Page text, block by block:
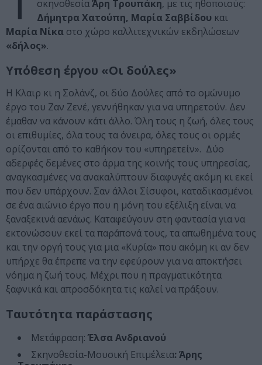
σκηνοθεσίαΆρη Τρουπάκη, με τις ηθοποιούς:
Δήμητρα Χατούπη, Μαρία Σαββίδου και
Μαρία Νίκα στο χώρο καλλιτεχνικών εκδηλώσεων
«δήλος».
Υπόθεση έργου «Οι δούλες»
Η Κλαιρ κι η Σολάνζ, οι δύο Δούλες από το ομώνυμο
έργο του Ζαν Ζενέ, γεννήθηκαν για να υπηρετούν. Δεν
έμαθαν να κάνουν κάτι άλλο. Όλη τους η ζωή, όλες τους
οι επιθυμίες, όλα τους τα όνειρα, όλες τους οι ορμές
ορίζονται από το καθήκον του «υπηρετείν». Δύο
αδερφές δεμένες στο άρμα της κοινής τους υπηρεσίας,
αναγκασμένες να ανακαλύπτουν διαφυγές ακόμη κι εκεί
που δεν υπάρχουν. Σαν άλλοι Σίσυφοι, καταδικασμένοι
σε ένα αιώνιο έργο που η μόνη του εξέλιξη είναι να
ξαναξεκινά αενάως. Καταφεύγουν στη φαντασία για να
εκτονώσουν εκεί τα παράπονά τους, τα απωθημένα τους
και την οργή τους για μια «Κυρία» που ακόμη κι αν δεν
υπήρχε θα έπρεπε να την εφεύρουν για να αποκτήσει
νόημα η ζωή τους. Μέχρι που η πραγματικότητα
ξαφνικά και απροσδόκητα τις καλεί να πράξουν.
Ταυτότητα παράστασης
Μετάφραση: Έλσα Ανδριανού
Σκηνοθεσία-Μουσική Επιμέλεια: Άρης